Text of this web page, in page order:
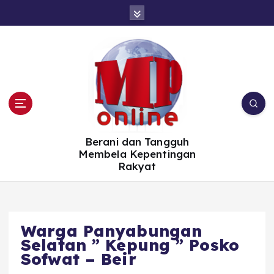
Berani dan Tangguh
Membela Kepentingan
Rakyat
Warga Panyabungan
Selatan ” Kepung ” Posko
Sofwat – Beir